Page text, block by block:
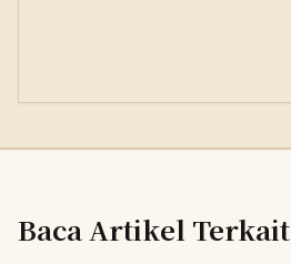
Baca Artikel Terkait